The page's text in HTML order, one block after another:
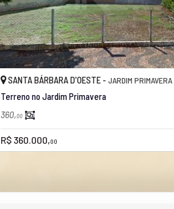
SANTA BÁRBARA D'OESTE - JARDIM PRIMAVERA
Terreno no Jardim Primavera
360,00
R$ 360.000,00